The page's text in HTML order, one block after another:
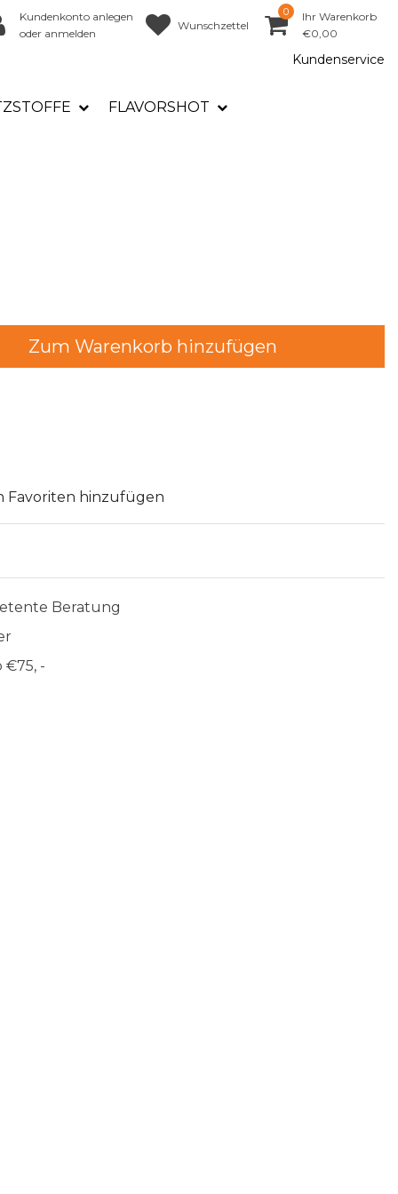
Kundenkonto anlegen
oder anmelden
Wunschzettel
0
Ihr Warenkorb
€0,00
Kundenservice
FLAVORSHOT
Zum Warenkorb hinzufügen
Favoriten hinzufügen
Beratung
€75, -